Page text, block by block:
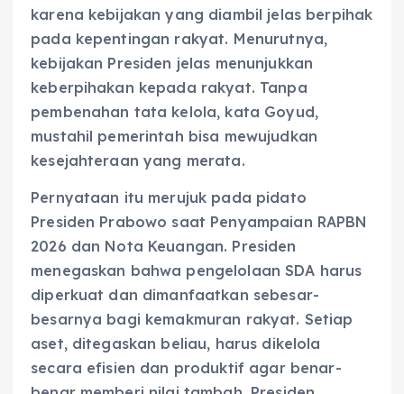
karena kebijakan yang diambil jelas berpihak
pada kepentingan rakyat. Menurutnya,
kebijakan Presiden jelas menunjukkan
keberpihakan kepada rakyat. Tanpa
pembenahan tata kelola, kata Goyud,
mustahil pemerintah bisa mewujudkan
kesejahteraan yang merata.
Pernyataan itu merujuk pada pidato
Presiden Prabowo saat Penyampaian RAPBN
2026 dan Nota Keuangan. Presiden
menegaskan bahwa pengelolaan SDA harus
diperkuat dan dimanfaatkan sebesar-
besarnya bagi kemakmuran rakyat. Setiap
aset, ditegaskan beliau, harus dikelola
secara efisien dan produktif agar benar-